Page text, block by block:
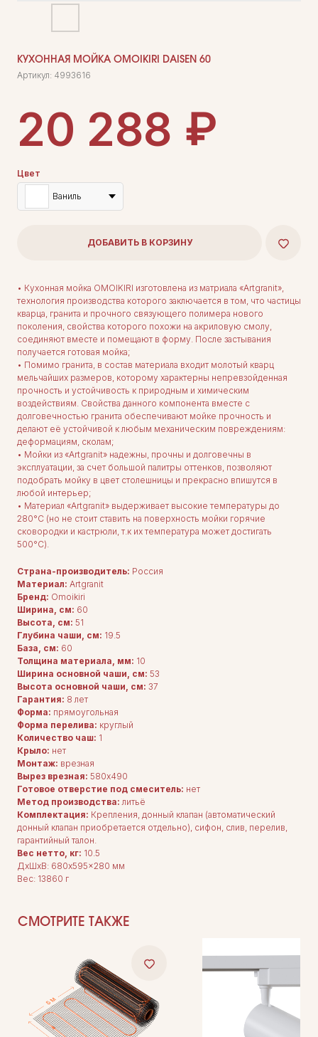
КУХОННАЯ МОЙКА OMOIKIRI DAISEN 60
Артикул: 4993616
20 288 ₽
Цвет
Ваниль
ДОБАВИТЬ В КОРЗИНУ
• Кухонная мойка OMOIKIRI изготовлена из матриала «Artgranit»,
технология производства которого заключается в том, что частицы
кварца, гранита и прочного связующего полимера нового
поколения, свойства которого похожи на акриловую смолу,
соединяют вместе и помещают в форму. После застывания
получается готовая мойка;
• Помимо гранита, в состав материала входит молотый кварц
мельчайших размеров, которому характерны непревзойденная
прочность и устойчивость к природным и химическим
воздействиям. Свойства данного компонента вместе с
долговечностью гранита обеспечивают мойке прочность и
делают её устойчивой к любым механическим повреждениям:
деформациям, сколам;
• Мойки из «Artgranit» надежны, прочны и долговечны в
эксплуатации, за счет большой палитры оттенков, позволяют
подобрать мойку в цвет столешницы и прекрасно впишутся в
любой интерьер;
• Материал «Artgranit» выдерживает высокие температуры до
280°С (но не стоит ставить на поверхность мойки горячие
сковородки и кастрюли, т.к их температура может достигать
500°С).
Страна-производитель: Россия
Материал: Artgranit
Бренд: Omoikiri
Ширина, см: 60
Высота, см: 51
Глубина чаши, см: 19.5
База, см: 60
Толщина материала, мм: 10
Ширина основной чаши, см: 53
Высота основной чаши, см: 37
Гарантия: 8 лет
Форма: прямоугольная
Форма перелива: круглый
Количество чаш: 1
Крыло: нет
Монтаж: врезная
Вырез врезная: 580x490
Готовое отверстие под смеситель: нет
Метод производства: литьё
Комплектация: Крепления, донный клапан (автоматический
донный клапан приобретается отдельно), сифон, слив, перелив,
гарантийный талон.
Вес нетто, кг: 10.5
ДxШxВ: 680x595x280 мм
Вес: 13860 г
СМОТРИТЕ ТАКЖЕ
ДОКУМЕНТАЦИЯ
Публичная оферта
Политика конфиденциальности
ДЛЯ ПОКУПАТЕЛЕЙ
Комплектация
Каталог